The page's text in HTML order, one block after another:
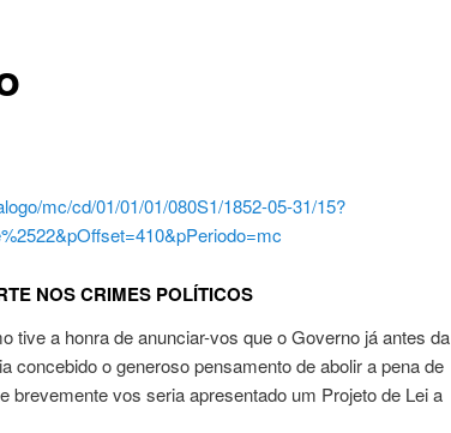
mc/cd/01/01/01/080S1/1852-05-31/15?
NOS CRIMES POLÍTICOS
tive a honra de anunciar-vos que o Governo já antes da
concebido o generoso pensamento de abolir a pena de
brevemente vos seria apresentado um Projeto de Lei a